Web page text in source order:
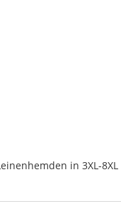
in 3XL-8XL